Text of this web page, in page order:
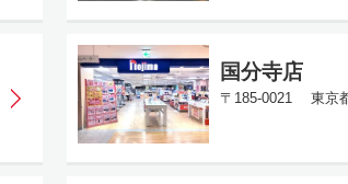
国分寺店
〒185-0021 東京